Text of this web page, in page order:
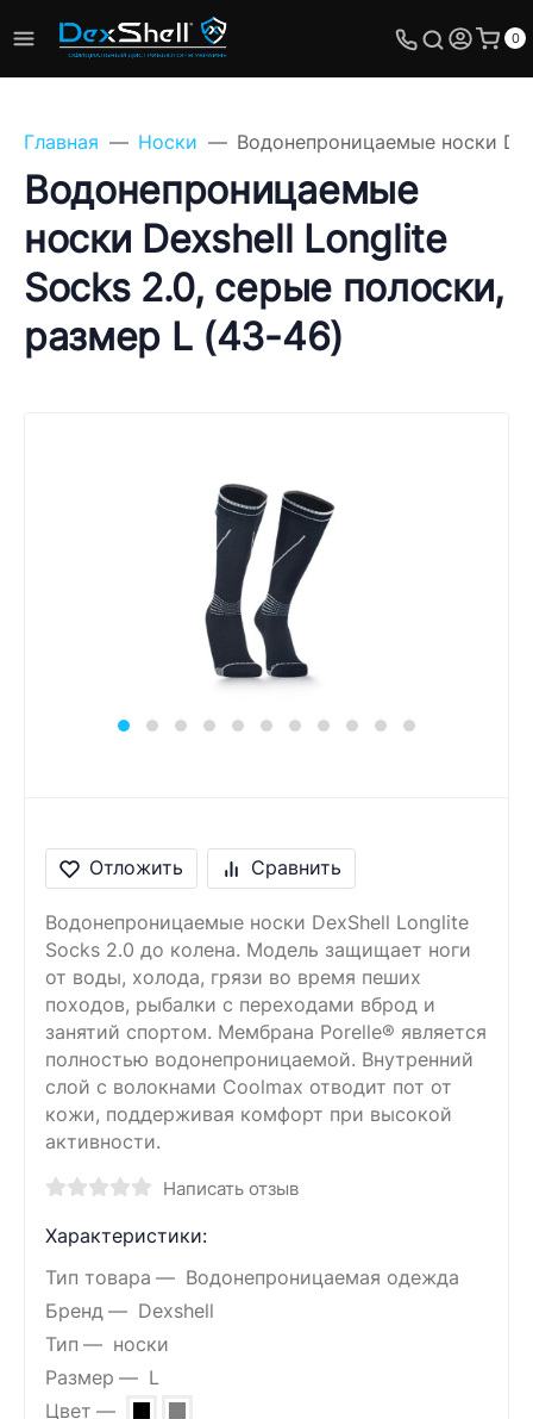
0
Главная Носки Водонепроницаемые носки
Водонепроницаемые
носки Dexshell Longlite
Socks 2.0, серые полоски,
размер L (43-46)
Отложить Сравнить
Водонепроницаемые носки DexShell Longlite
Socks 2.0 до колена. Модель защищает ноги
от воды, холода, грязи во время пеших
походов, рыбалки с переходами вброд и
занятий спортом. Мембрана Porelle® является
полностью водонепроницаемой. Внутренний
слой с волокнами Coolmax отводит пот от
кожи, поддерживая комфорт при высокой
активности.
Написать отзыв
Характеристики:
Тип товара
Водонепроницаемая одежда
Бренд
Dexshell
Тип
носки
Размер
L
Цвет
Задайте свой вопрос,
мы обязательно
ответ